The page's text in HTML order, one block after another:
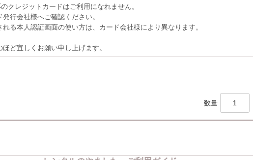
クレジットカードはご利用になれません。
行会社様へご確認ください。
る本人認証画面の使い方は、カード会社様により異なります。
ど宜しくお願い申し上げます。
数量